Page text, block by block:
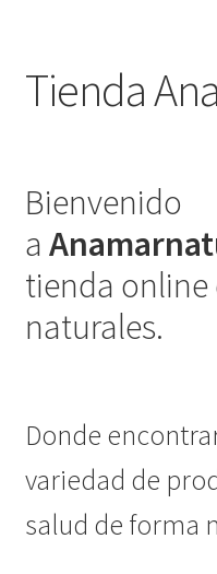
Tienda
Bienvenido
a
tienda
naturales.
Donde
variedad de
salud de forma